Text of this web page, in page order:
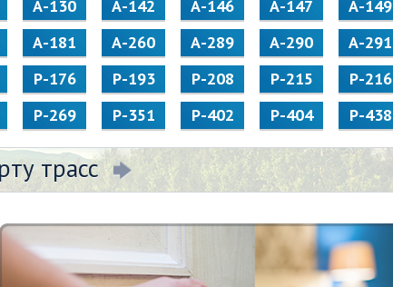
А-130 А-142 А-146 А-147
А-149
А-181 А-260 А-289 А-290
А-291
Р-176 Р-193 Р-208 Р-215
Р-216
Р-269 Р-351 Р-402 Р-404 Р-438
трасс